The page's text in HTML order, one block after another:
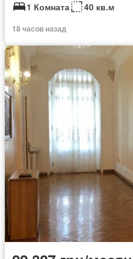
1 Комната
40 кв.м
18 часов назад